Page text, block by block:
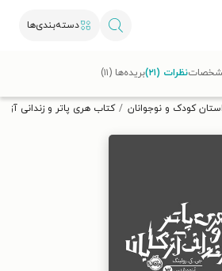
دسته‌بندی‌ها
از طاقچه دریافت کن.
کودک و نوجوانان کتاب هری پاتر و زندانی
نظرات (۲۱) بریده‌ها (۱۱)